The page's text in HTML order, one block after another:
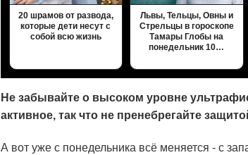
20 шрамов от развода,
которые дети несут с
собой всю жизнь
Львы, Тельцы, Овны и
Стрельцы в гороскопе
Тамары Глобы на
понедельник 10…
Не забывайте о высоком уровне
активное, так что не пренебрегайте
А вот уже с понедельника всё меняется - с